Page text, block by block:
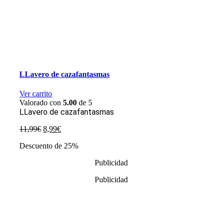
LLavero de cazafantasmas
Ver carrito
Valorado con5.00 de 5
LLavero de cazafantasmas
11,99€ El
original
8,99€El
actual
Descuento de 25%
Publicidad
Publicidad